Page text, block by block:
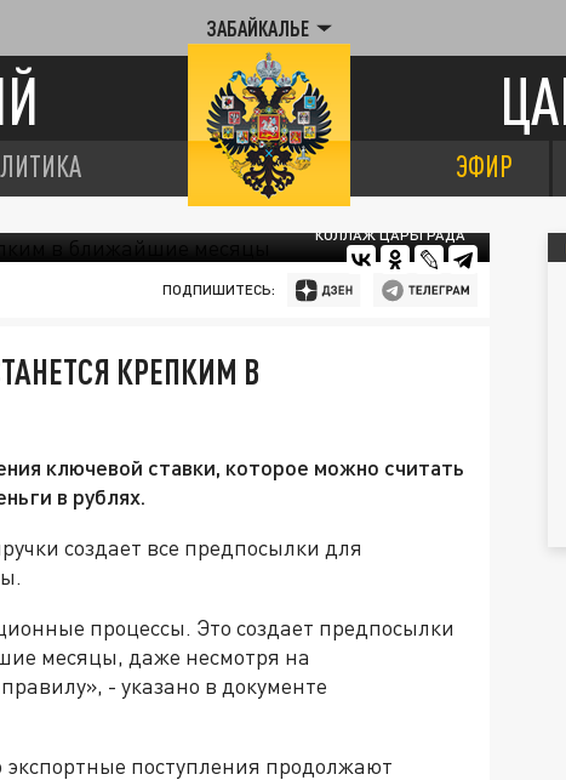
ЗАБАЙКАЛЬЕ
ЭФИР
КОЛЛАЖ ЦАРЬГРАДА
ПОДПИШИТЕСЬ:
КРЕПКИМ В
ключевой ставки, которое можно считать
в рублях.
создает все предпосылки для
процессы. Это создает предпосылки
месяцы, даже несмотря на
- указано в документе
экспортные поступления продолжают